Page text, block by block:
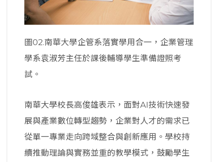
圖02.南華大學企管系落實學用合一，企業管理
學系袁淑芳主任於課後輔導學生準備證照考
試。
南華大學校長高俊雄表示，面對AI技術快速發
展與產業數位轉型趨勢，企業對人才的需求已
從單一專業走向跨域整合與創新應用。學校持
續推動理論與實務並重的教學模式，鼓勵學生